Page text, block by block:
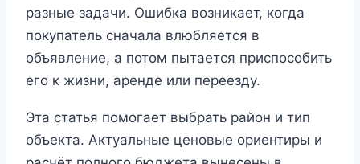
разные задачи. Ошибка возникает, когда
покупатель сначала влюбляется в
объявление, а потом пытается приспособить
его к жизни, аренде или переезду.
Эта статья помогает выбрать район и тип
объекта. Актуальные ценовые ориентиры и